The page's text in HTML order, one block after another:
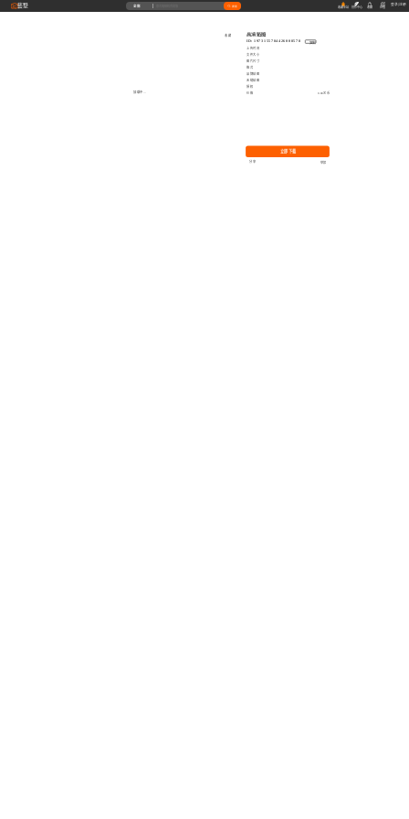
藝墅 全部 搜索 收藏本站 创作中心 收藏 充值
登录 |注册
加载中...
收藏 高清贴图
ID: 1973155784426008578 复制
上传时间
文件大小
图片尺寸
格式
品牌贴图
无缝贴图
授权
价格 0.00艺币
立即下载
分享 举报